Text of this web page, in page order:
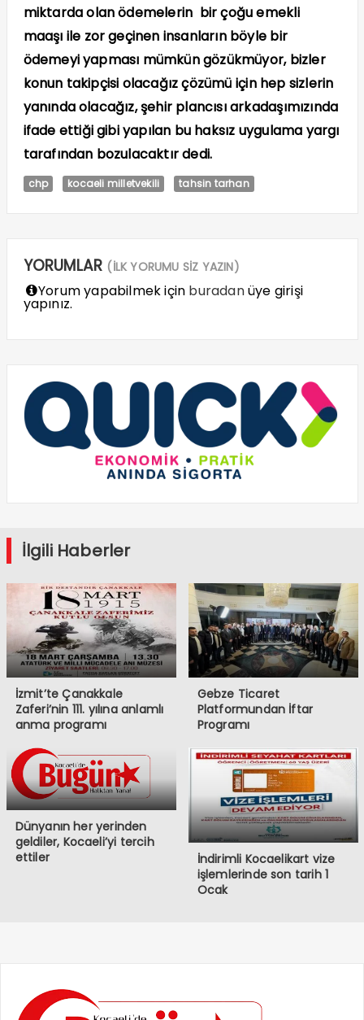
miktarda olan ödemelerin bir çoğu emekli
maaşı ile zor geçinen insanların böyle bir
ödemeyi yapması mümkün gözükmüyor, bizler
konun takipçisi olacağız çözümü için hep sizlerin
yanında olacağız, şehir plancısı arkadaşımızında
ifade ettiği gibi yapılan bu haksız uygulama yargı
tarafından bozulacaktır dedi.
chp kocaeli milletvekili tahsin tarhan
YORUMLAR (İLK YORUMU SİZ YAZIN)
Yorum yapabilmek için buradanüye girişi
yapınız.
İlgili Haberler
İzmit’te Çanakkale
Zaferi’nin 111. yılına anlamlı
anma programı
Gebze Ticaret
Platformundan İftar
Programı
Dünyanın her yerinden
geldiler, Kocaeli’yi tercih
ettiler
İndirimli Kocaelikart vize
işlemlerinde son tarih 1
Ocak